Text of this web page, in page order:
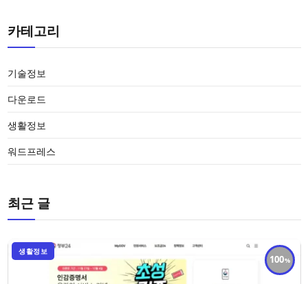
카테고리
기술정보
다운로드
생활정보
워드프레스
최근 글
100
생활정보